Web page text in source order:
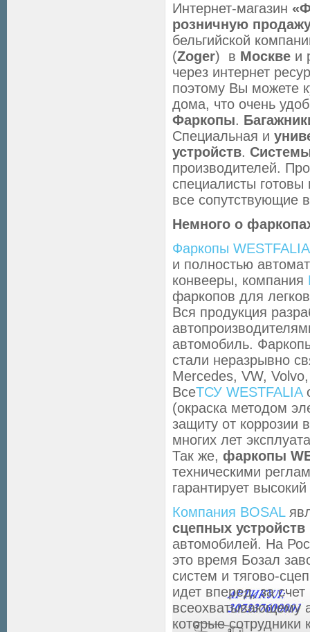
Интернет-магазин
розничную
бельгийской
(Zoger) в Москве и
через интернет
поэтому Вы можете
дома, что очень
Фаркопы.
Специальная и
устройств.
производителей.
специалисты
все сопутствующие
Немного о
Фаркопы WESTFALIA
и полностью
конвееры, компания
фаркопов для
Вся продукция
автомобиль.
стали неразрывно
Mercedes, VW,
ВсеТСУ WESTFALIA
(окраска методом
защиту от коррозии
многих лет
Так же, фаркопы
техническими
гарантирует
Компания BOSAL
сцепных устройств
автомобилей. На
это время Бозал
систем и тягово-
идет вперед, за
всеохватывающему
которые